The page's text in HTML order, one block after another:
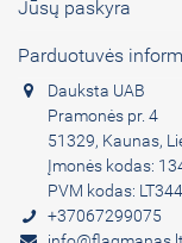
Jūsų paskyra
Parduotuvės
Dauksta UAB
Pramonės pr. 4
51329, Kaunas,
Įmonės kodas:
PVM kodas:
+37067299075